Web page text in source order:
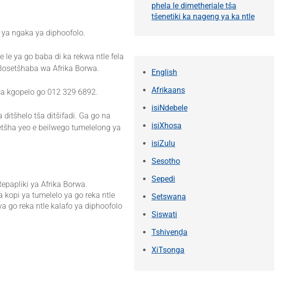
ngaka ya diphoofolo.
le ya go baba di ka rekwa ntle fela
wa Afrika Borwa.
kgopelo go 012 329 6892.
ditšhelo tša ditšifadi. Ga go na
yeo e beilwego tumelelong ya
ya Afrika Borwa.
kopi ya tumelelo ya go reka ntle
go reka ntle kalafo ya diphoofolo
phela le dimetheriale tša
tšenetiki ka nageng ya ka ntle
English
Afrikaans
isiNdebele
isiXhosa
isiZulu
Sesotho
Sepedi
Setswana
Siswati
Tshivenḓa
XiTsonga